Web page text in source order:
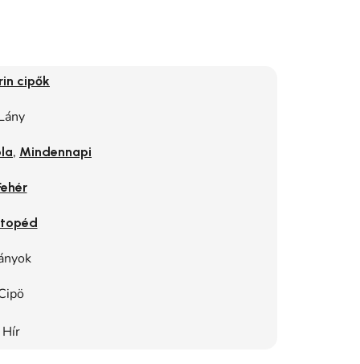
cipők
, Mindennapi
Hír